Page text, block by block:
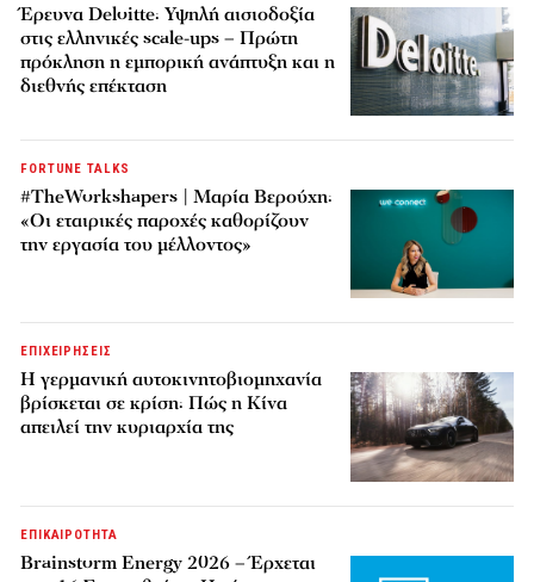
Έρευνα Deloitte: Υψηλή αισιοδοξία
στις ελληνικές scale-ups – Πρώτη
πρόκληση η εμπορική ανάπτυξη και η
διεθνής επέκταση
FORTUNE TALKS
#TheWorkshapers | Μαρία Βερούχη:
«Οι εταιρικές παροχές καθορίζουν
την εργασία του μέλλοντος»
ΕΠΙΧΕΙΡΗΣΕΙΣ
Η γερμανική αυτοκινητοβιομηχανία
βρίσκεται σε κρίση: Πώς η Κίνα
απειλεί την κυριαρχία της
ΕΠΙΚΑΙΡΟΤΗΤΑ
Brainstorm Energy 2026 – Έρχεται